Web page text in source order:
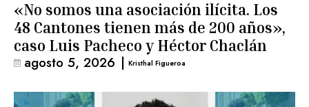
«No somos una asociación ilícita. Los
48 Cantones tienen más de 200 años»,
caso Luis Pacheco y Héctor Chaclán
agosto 5, 2026 | Kristhal Figueroa